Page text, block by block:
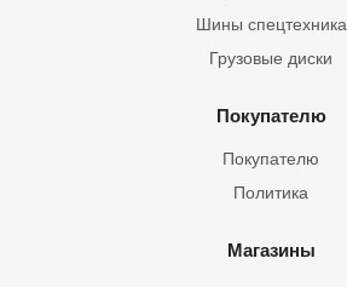
Шины спецтехника
Грузовые диски
Покупателю
Покупателю
Политика
Магазины